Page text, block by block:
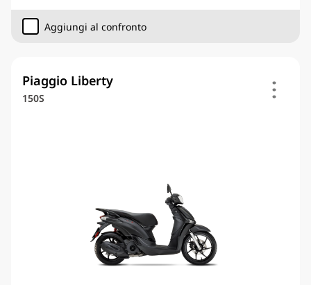
Aggiungi al confronto
Piaggio Liberty
150S